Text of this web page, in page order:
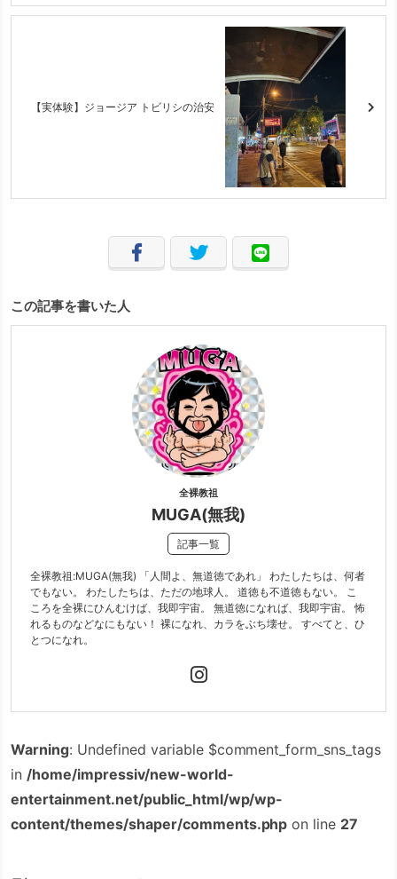
【実体験】ジョージア トビリシの治安
この記事を書いた人
全裸教祖
MUGA(無我)
記事一覧
全裸教祖:MUGA(無我) 「人間よ、無道徳であれ」 わたしたちは、何者
でもない。 わたしたちは、ただの地球人。 道徳も不道徳もない。 こ
ころを全裸にひんむけば、我即宇宙。 無道徳になれば、我即宇宙。 怖
れるものなどなにもない！ 裸になれ、カラをぶち壊せ。 すべてと、ひ
とつになれ。
Warning: Undefined variable $comment_form_sns_tags
in /home/impressiv/new-world-
entertainment.net/public_html/wp/wp-
content/themes/shaper/comments.php on line 27